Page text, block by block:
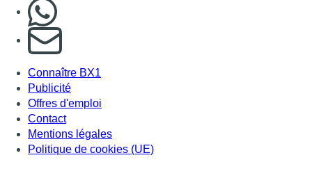
S'abonner à notre newsletter
Connaître BX1
Publicité
Offres d'emploi
Contact
Mentions légales
Politique de cookies (UE)